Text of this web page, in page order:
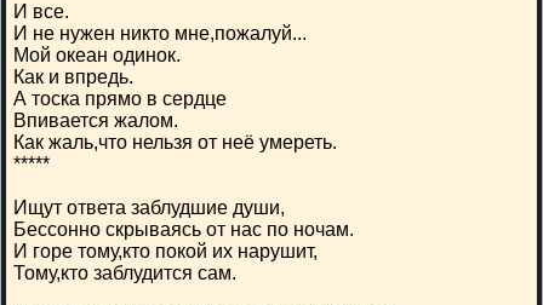
И все.
И не нужен никто мне,пожалуй...
Мой океан одинок.
Как и впредь.
А тоска прямо в сердце
Впивается жалом.
Как жаль,что нельзя от неё умереть.
*****
Ищут ответа заблудшие души,
Бессонно скрываясь от нас по ночам.
И горе тому,кто покой их нарушит,
Тому,кто заблудится сам.